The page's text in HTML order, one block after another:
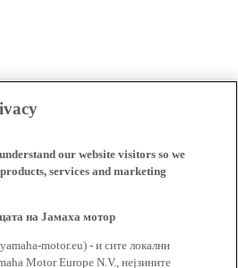
our website visitors so we
services and marketing
на Јамаха мотор
motor.eu) - и сите локални
Motor Europe N.V., нејзините